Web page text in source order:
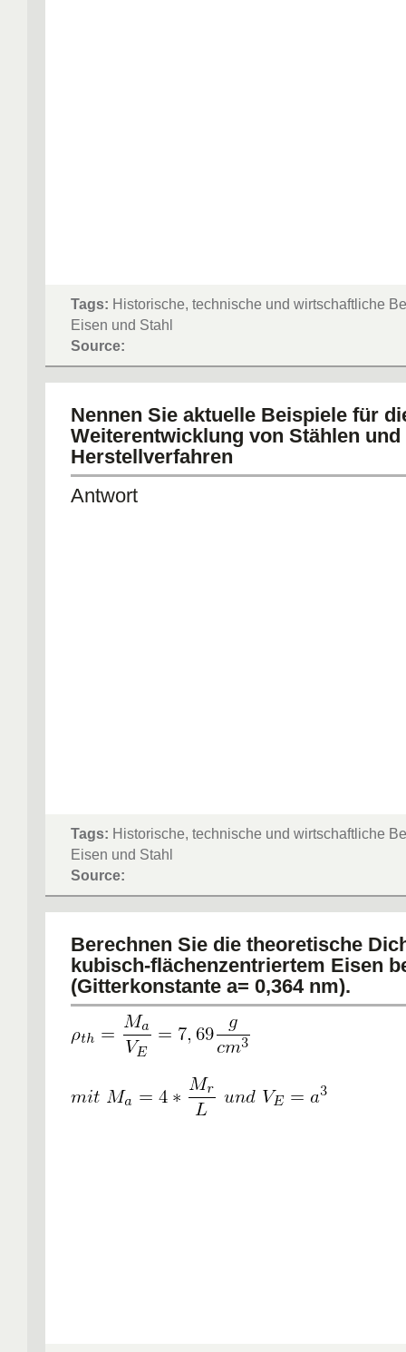
Tags: Historische, technische und wirtschaftliche
Eisen und Stahl
Source:
Nennen Sie aktuelle Beispiele für
Weiterentwicklung von Stählen
Herstellverfahren
Antwort
Tags: Historische, technische und wirtschaftliche
Eisen und Stahl
Source:
Berechnen Sie die theoretische
kubisch-flächenzentriertem Eisen
(Gitterkonstante a= 0,364 nm).